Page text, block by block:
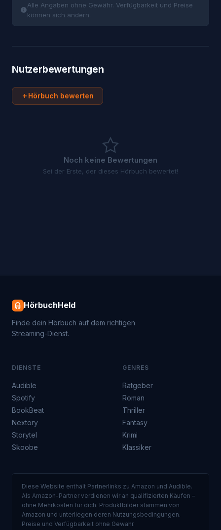
Alle Angaben ohne Gewähr. Verfügbarkeit und Preise
können sich ändern.
Nutzerbewertungen
Hörbuch bewerten
Noch keine Bewertungen
Sei der Erste, der dieses Hörbuch bewertet!
HörbuchHeld
Finde dein Hörbuch auf dem richtigen
Streaming-Dienst.
DIENSTE
Audible
Spotify
BookBeat
Nextory
Storytel
Skoobe
GENRES
Ratgeber
Roman
Thriller
Fantasy
Krimi
Klassiker
Diese Website enthält Partnerlinks zu Amazon und Audible.
Als Amazon-Partner verdienen wir an qualifizierten Käufen –
ohne Mehrkosten für dich. Produktbilder stammen von
Amazon und unterliegen deren Nutzungsbedingungen.
Preise und Verfügbarkeit ohne Gewähr.